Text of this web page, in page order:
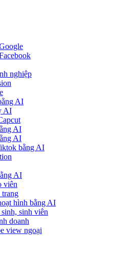
nghiệp
AI
AI
AI
AI
bằng AI
AI
viên
hình bằng AI
sinh viên
doanh
view ngoại